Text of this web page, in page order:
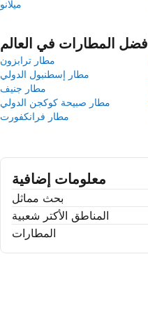
ميلانو
أفضل المطارات في العالم
مطار ترابزون
مطار إسطنبول الدولي
مطار جنيف
مطار صبيحة كوكجن الدولي
مطار فرانكفورت
معلومات إضافية
بحث مماثل
المناطق الأكتر شعبية
المطارات